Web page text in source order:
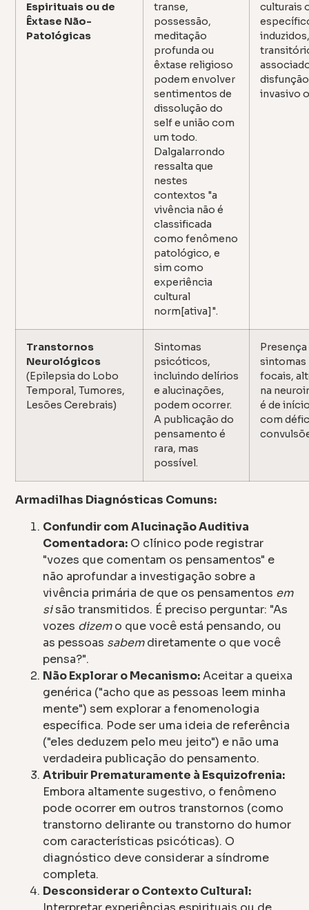
Espirituais ou de
Êxtase Não-
Patológicas
transe,
possessão,
meditação
profunda ou
êxtase religioso
podem envolver
sentimentos de
dissolução do
self e união com
um todo.
Dalgalarrondo
ressalta que
nestes
contextos "a
vivência não é
classificada
como fenômeno
patológico, e
sim como
experiência
cultural
norm[ativa]".
culturais
invasivo
Transtornos
Neurológicos
(Epilepsia do Lobo
Temporal, Tumores,
Lesões Cerebrais)
Sintomas
psicóticos,
incluindo delírios
e alucinações,
podem ocorrer.
A publicação do
pensamento é
rara, mas
possível.
focais,
na
é de
com
Armadilhas Diagnósticas Comuns:
Confundir com Alucinação Auditiva
Comentadora: O clínico pode registrar
"vozes que comentam os pensamentos" e
não aprofundar a investigação sobre a
vivência primária de que os pensamentos em
sisão transmitidos. É preciso perguntar: "As
vozes dizemo que você está pensando, ou
as pessoas sabemdiretamente o que você
pensa?".
Não Explorar o Mecanismo:Aceitar a queixa
genérica ("acho que as pessoas leem minha
mente") sem explorar a fenomenologia
específica. Pode ser uma ideia de referência
("eles deduzem pelo meu jeito") e não uma
verdadeira publicação do pensamento.
Atribuir Prematuramente à Esquizofrenia:
Embora altamente sugestivo, o fenômeno
pode ocorrer em outros transtornos (como
transtorno delirante ou transtorno do humor
com características psicóticas). O
diagnóstico deve considerar a síndrome
completa.
Desconsiderar o Contexto Cultural: